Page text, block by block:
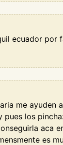
ecuador por
me
pues los
aca
es